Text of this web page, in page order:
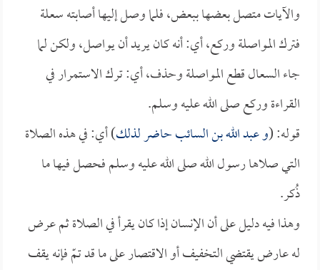
والآيات متصل بعضها ببعض، فلما وصل إليها أصابته سعلة
فترك المواصلة وركع، أي: أنه كان يريد أن يواصل، ولكن لما
جاء السعال قطع المواصلة وحذف، أي: ترك الاستمرار في
القراءة وركع صلى الله عليه وسلم.
قوله: (وعبد الله بن السائبحاضر لذلك) أي: في هذه الصلاة
التي صلاها رسول الله صلى الله عليه وسلم فحصل فيها ما
ذُكر.
وهذا فيه دليل على أن الإنسان إذا كان يقرأ في الصلاة ثم عرض
له عارض يقتضي التخفيف أو الاقتصار على ما قد تمّ فإنه يقف